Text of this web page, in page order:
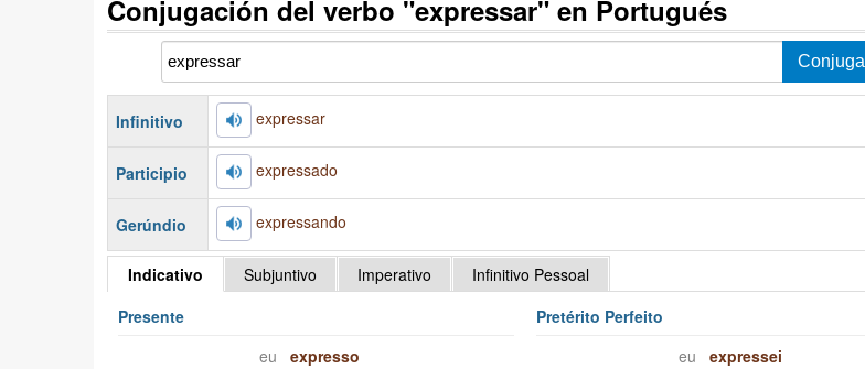
Conjugación del verbo "expressar" en Portugués
Infinitivo expressar
Participio expressado
Gerúndio expressando
Indicativo Subjuntivo Imperativo
Infinitivo Pessoal
Presente
eu
expresso
Pretérito Perfeito
eu
expressei